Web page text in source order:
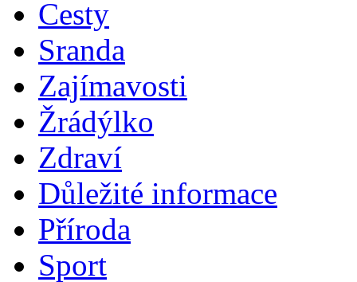
Cesty
Sranda
Zajímavosti
Žrádýlko
Zdraví
Důležité informace
Příroda
Sport